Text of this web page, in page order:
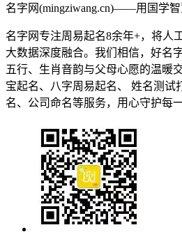
名字网(mingziwang.cn)——用国学智
名字网专注周易起名8余年+，将人
大数据深度融合。我们相信，好名
五行、生肖音韵与父母心愿的温暖
宝起名、八字周易起名、 姓名测试
名、公司命名等服务，用心守护每